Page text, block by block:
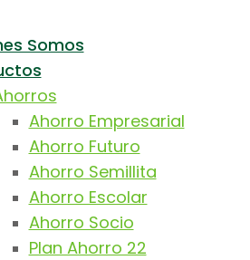
Somos
Ahorro Empresarial
Ahorro Futuro
Ahorro Semillita
Ahorro Escolar
Ahorro Socio
Plan Ahorro 22